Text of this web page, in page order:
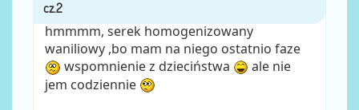
hmmmm, serek homogenizowany
waniliowy ,bo mam na niego ostatnio faze
wspomnienie z dzieciństwa
ale nie
jem codziennie